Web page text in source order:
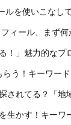
を使いこなし
ィール、まず
！」魅力的なプ
う！キーワー
されてる？「地
生かす！キーワ